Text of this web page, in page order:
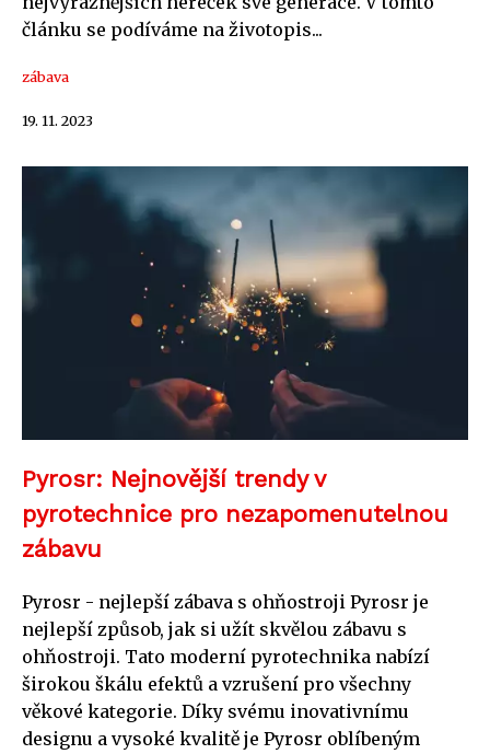
článku se podíváme na životopis...
zábava
19. 11. 2023
Pyrosr: Nejnovější trendy v
pyrotechnice pro nezapomenutelnou
zábavu
Pyrosr - nejlepší zábava s ohňostroji Pyrosr je
nejlepší způsob, jak si užít skvělou zábavu s
ohňostroji. Tato moderní pyrotechnika nabízí
širokou škálu efektů a vzrušení pro všechny
věkové kategorie. Díky svému inovativnímu
designu a vysoké kvalitě je Pyrosr oblíbeným